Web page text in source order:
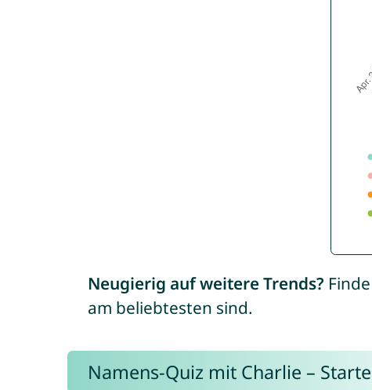
Neugierig auf weitere Trends?
am beliebtesten sind.
Namens-Quiz mit Charlie –